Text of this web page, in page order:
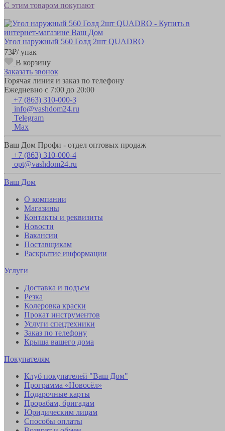
С этим товаром покупают
Угол наружный 560 Голд 2шт QUADRO
73₽/ упак
В корзину
Заказать звонок
Горячая линия и заказ по телефону
Ежедневно с 7:00 до 20:00
+7 (863) 310-000-3
info@vashdom24.ru
Telegram
Max
Ваш Дом Профи - отдел оптовых продаж
+7 (863) 310-000-4
opt@vashdom24.ru
Ваш Дом
О компании
Магазины
Контакты и реквизиты
Новости
Вакансии
Поставщикам
Раскрытие информации
Услуги
Доставка и подъем
Резка
Колеровка краски
Прокат инструментов
Услуги спецтехники
Заказ по телефону
Крыша вашего дома
Покупателям
Клуб покупателей "Ваш Дом"
Программа «Новосёл»
Подарочные карты
Прорабам, бригадам
Юридическим лицам
Способы оплаты